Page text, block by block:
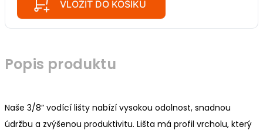
VLOŽIT DO KOŠÍKU
Popis produktu
Naše 3/8” vodící lišty nabízí vysokou odolnost, snadnou
údržbu a zvýšenou produktivitu. Lišta má profil vrcholu, který